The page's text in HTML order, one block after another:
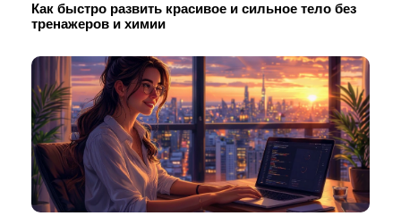
Как быстро развить красивое и сильное тело без
тренажеров и химии